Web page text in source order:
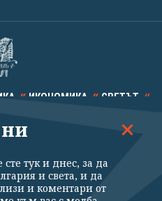
ИКОНОМИКА СВЕТЪТ
КАЛЕЙДОСКОП
тук и днес, за да
и света, и да
и коментари от